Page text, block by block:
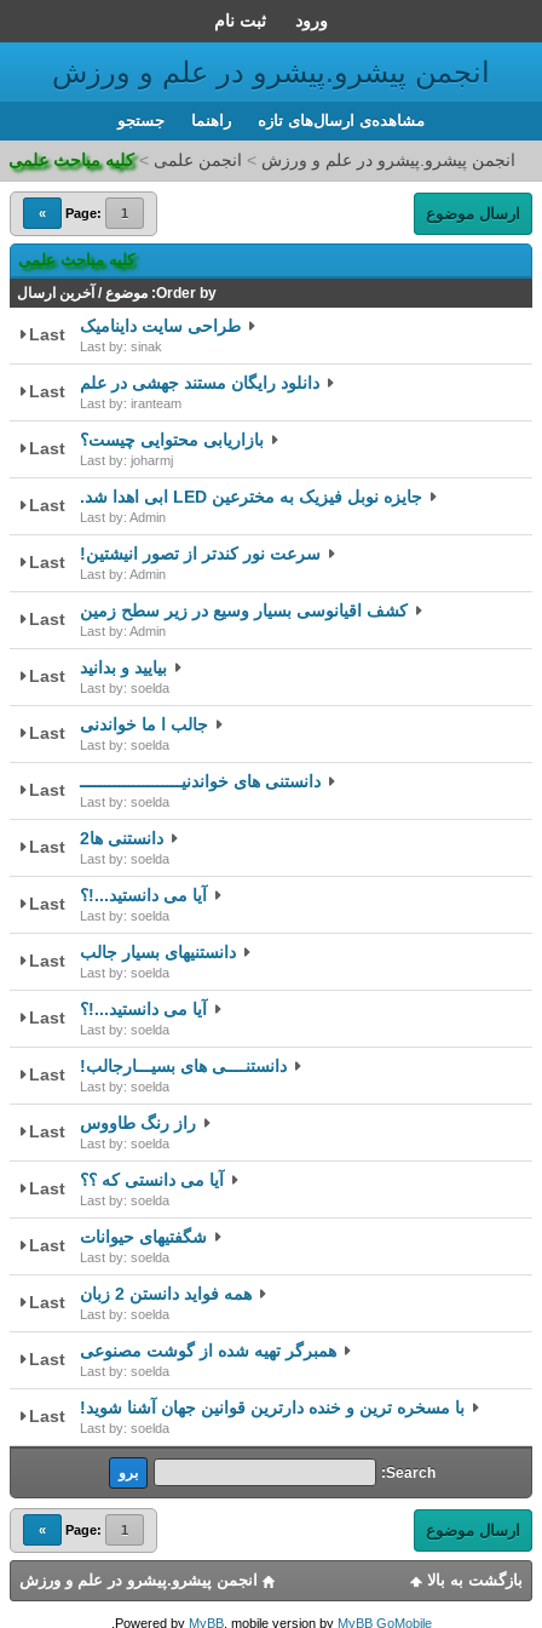
ورود ثبت نام
انجمن پیشرو.پیشرو در علم و ورزش
مشاهده‌ی ارسال‌های تازه‌ راهنما جستجو
انجمن پیشرو.پیشرو در علم و ورزش > انجمن علمی >کلیه مباحث علمی
Page: 1
» ارسال موضوع
کلیه مباحث علمی
Order by: موضوع / آخرین ارسال
طراحی سایت داینامیک
Last by: sinak
Last
دانلود رایگان مستند جهشی در علم
Last by: iranteam
Last
بازاریابی محتوایی چیست؟
Last by: joharmj
Last
جایزه نوبل فیزیک به مخترعین LED ابی اهدا شد.
Last by: Admin
Last
سرعت نور کندتر از تصور انیشتین!
Last by: Admin
Last
کشف اقیانوسی بسیار وسیع در زیر سطح زمین
Last by: Admin
Last
بیایید و بدانید
Last by: soelda
Last
جالب ا ما خواندنی
Last by: soelda
Last
دانستنی های خواندنیـــــــــــــــــــــ
Last by: soelda
Last
دانستنی ها2
Last by: soelda
Last
آیا می دانستید...!؟
Last by: soelda
Last
دانستنیهای بسیار جالب
Last by: soelda
Last
آیا می دانستید...!؟
Last by: soelda
Last
دانستنــــی های بسیـــارجالب!
Last by: soelda
Last
راز رنگ طاووس
Last by: soelda
Last
آیا می دانستی که ؟؟
Last by: soelda
Last
شگفتیهای حیوانات
Last by: soelda
Last
همه فواید دانستن 2 زبان
Last by: soelda
Last
همبرگر تهیه شده از گوشت مصنوعی
Last by: soelda
Last
با مسخره ترین و خنده دارترین قوانین جهان آشنا شوید!
Last by: soelda
Last
Search:
Page: 1
» ارسال موضوع
بازگشت به بالا انجمن پیشرو.پیشرو در علم و ورزش
Powered by MyBB, mobile version by MyBB GoMobile